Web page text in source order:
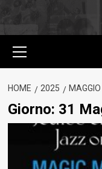
principale
HOME 2025 MAGGIO
Giorno: 31